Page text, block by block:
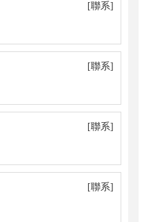
[聯系]
[聯系]
[聯系]
[聯系]